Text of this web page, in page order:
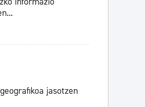
jasotzen